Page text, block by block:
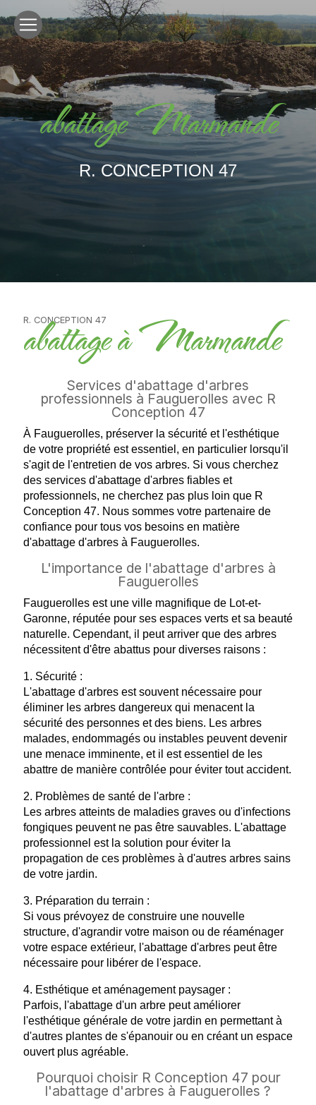
abattage Marmande
R. CONCEPTION 47
R. CONCEPTION 47
abattage à Marmande
Services d'abattage d'arbres
professionnels à Fauguerolles avec R
Conception 47
À Fauguerolles, préserver la sécurité et l'esthétique
de votre propriété est essentiel, en particulier lorsqu'il
s'agit de l'entretien de vos arbres. Si vous cherchez
des services d'abattage d'arbres fiables et
professionnels, ne cherchez pas plus loin que R
Conception 47. Nous sommes votre partenaire de
confiance pour tous vos besoins en matière
d'abattage d'arbres à Fauguerolles.
L'importance de l'abattage d'arbres à
Fauguerolles
Fauguerolles est une ville magnifique de Lot-et-
Garonne, réputée pour ses espaces verts et sa beauté
naturelle. Cependant, il peut arriver que des arbres
nécessitent d'être abattus pour diverses raisons :
1. Sécurité :
L'abattage d'arbres est souvent nécessaire pour
éliminer les arbres dangereux qui menacent la
sécurité des personnes et des biens. Les arbres
malades, endommagés ou instables peuvent devenir
une menace imminente, et il est essentiel de les
abattre de manière contrôlée pour éviter tout accident.
2. Problèmes de santé de l'arbre :
Les arbres atteints de maladies graves ou d'infections
fongiques peuvent ne pas être sauvables. L'abattage
professionnel est la solution pour éviter la
propagation de ces problèmes à d'autres arbres sains
de votre jardin.
3. Préparation du terrain :
Si vous prévoyez de construire une nouvelle
structure, d'agrandir votre maison ou de réaménager
votre espace extérieur, l'abattage d'arbres peut être
nécessaire pour libérer de l'espace.
4. Esthétique et aménagement paysager :
Parfois, l'abattage d'un arbre peut améliorer
l'esthétique générale de votre jardin en permettant à
d'autres plantes de s'épanouir ou en créant un espace
ouvert plus agréable.
Pourquoi choisir R Conception 47 pour
l'abattage d'arbres à Fauguerolles ?
Panneau de gestion des cookies